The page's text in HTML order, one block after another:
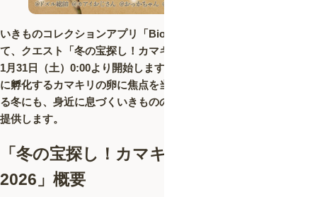
いきものコレクションアプリ「Biome（バイオーム）」におい
て、クエスト「冬の宝探し！カマキリの卵 大捜索2026」を2026年
1月31日（土）0:00より開始します。本クエストは、冬を越えて春
に孵化するカマキリの卵に焦点を当て、昆虫観察が難しいとされ
る冬にも、身近に息づくいきものの生態に目を向けるきっかけを
提供します。
「冬の宝探し！カマキリの卵 大捜索
2026 」概要